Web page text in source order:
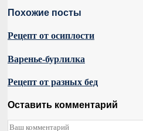
Похожие посты
Рецепт от осиплости
Варенье-бурлилка
Рецепт от разных бед
Оставить комментарий